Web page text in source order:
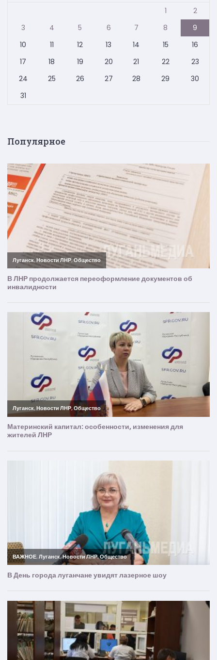
1
2
3
4 5 6 7 8
9
10
11 12 13 14 15
16
17
18 19 20 21 22
23
24
25 26 27 28 29
30
31
Популярное